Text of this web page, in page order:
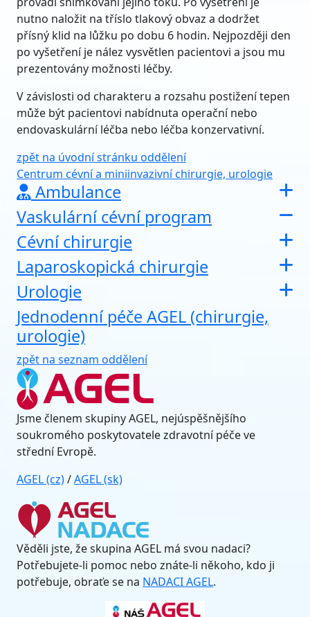
nutno naložit na tříslo tlakový obvaz a dodržet
přísný klid na lůžku po dobu 6 hodin. Nejpozději den
po vyšetření je nález vysvětlen pacientovi a jsou mu
prezentovány možnosti léčby.
V závislosti od charakteru a rozsahu postižení tepen
může být pacientovi nabídnuta operační nebo
endovaskulární léčba nebo léčba konzervativní.
zpět na úvodní stránku oddělení
Centrum cévní a miniinvazivní chirurgie, urologie
Ambulance
Vaskulární cévní program
Cévní chirurgie
Laparoskopická chirurgie
Urologie
Jednodenní péče AGEL (chirurgie,
urologie)
zpět na seznam oddělení
Jsme členem skupiny AGEL, nejúspěšnějšího
soukromého poskytovatele zdravotní péče ve
střední Evropě.
AGEL (cz)/AGEL (sk)
Věděli jste, že skupina AGEL má svou nadaci?
Potřebujete-li pomoc nebo znáte-li někoho, kdo ji
potřebuje, obraťe se na NADACI AGEL.